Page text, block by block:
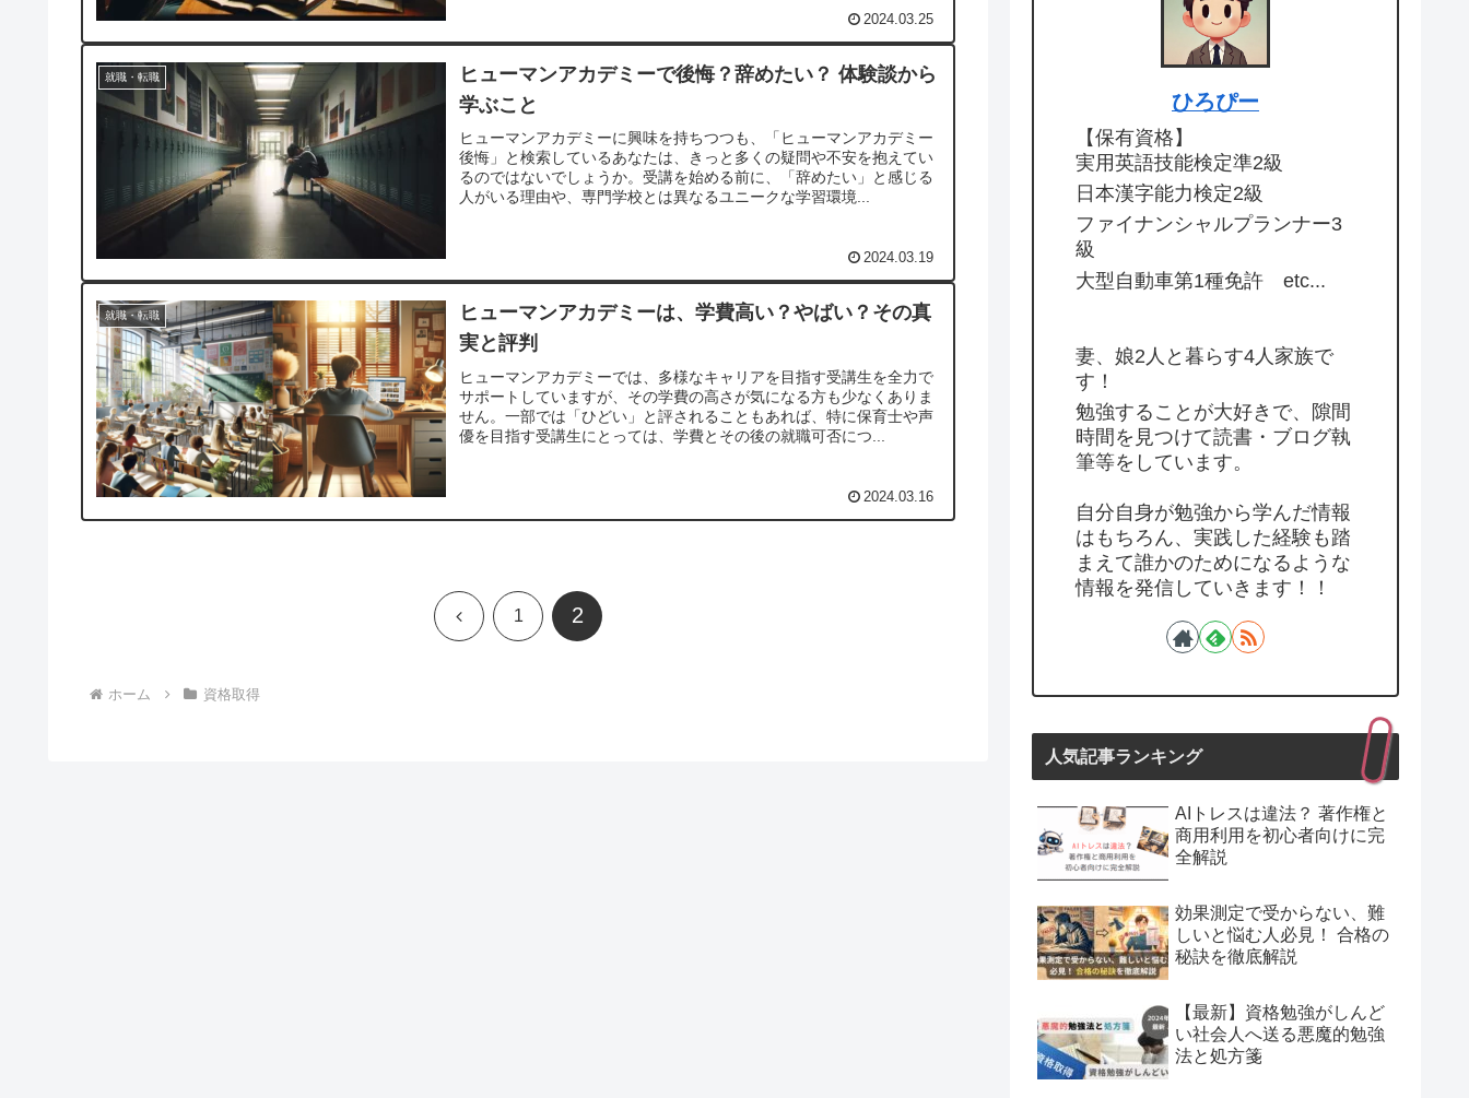
2024.03.25
就職・転職
ヒューマンアカデミーで後悔？辞めたい？ 体験談から
学ぶこと
ヒューマンアカデミーに興味を持ちつつも、「ヒューマンアカデミー
後悔」と検索しているあなたは、きっと多くの疑問や不安を抱えてい
るのではないでしょうか。受講を始める前に、「辞めたい」と感じる
人がいる理由や、専門学校とは異なるユニークな学習環境...
2024.03.19
就職・転職
ヒューマンアカデミーは、学費高い？やばい？その真
実と評判
ヒューマンアカデミーでは、多様なキャリアを目指す受講生を全力で
サポートしていますが、その学費の高さが気になる方も少なくありま
せん。一部では「ひどい」と評されることもあれば、特に保育士や声
優を目指す受講生にとっては、学費とその後の就職可否につ...
2024.03.16
前 1 2
ホーム 資格取得
ひろぴー
【保有資格】
実用英語技能検定準2級
日本漢字能力検定2級
ファイナンシャルプランナー3
級
大型自動車第1種免許 etc...
妻、娘2人と暮らす4人家族で
す！
勉強することが大好きで、隙間
時間を見つけて読書・ブログ執
筆等をしています。
自分自身が勉強から学んだ情報
はもちろん、実践した経験も踏
まえて誰かのためになるような
情報を発信していきます！！
人気記事ランキング
AIトレスは違法？ 著作権と
商用利用を初心者向けに完
全解説
効果測定で受からない、難
しいと悩む人必見！ 合格の
秘訣を徹底解説
【最新】資格勉強がしんど
い社会人へ送る悪魔的勉強
法と処方箋